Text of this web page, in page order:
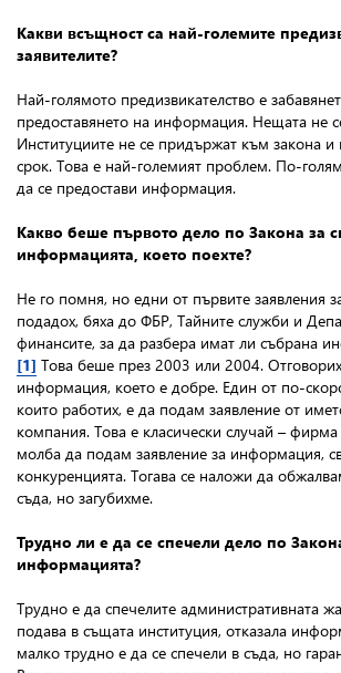
Какви всъщност са най-големите
заявителите?
Най-голямото предизвикателство е
предоставянето на информация. Нещата не
Институциите не се придържат към закона и
срок. Това е най-големият проблем. По-
да се предостави информация.
Какво беше първото дело по Закона за
информацията, което поехте?
Не го помня, но едни от първите заявления
подадох, бяха до ФБР, Тайните служби и
финансите, за да разбера имат ли събрана
[1] Това беше през 2003 или 2004.
информация, което е добре. Един от по-
които работих, е да подам заявление от
компания. Това е класически случай –
молба да подам заявление за информация,
конкуренцията. Тогава се наложи да
съда, но загубихме.
Трудно ли е да се спечели дело по
информацията?
Трудно е да спечелите административната
подава в същата институция, отказала
малко трудно е да се спечели в съда, но